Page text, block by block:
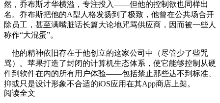
然，乔布斯才华横溢，专注投入——但他的控制欲也同样出
名。乔布斯把他的A型人格发扬到了极致，他曾在公共场合开
除员工，甚至满嘴脏话长篇大论地咒骂供应商，因而被一些人
称作“大混蛋”。
他的精神依旧存在于他创立的这家公司中（尽管少了些咒
骂）。苹果打造了封闭的计算机生态体系，使它能够控制从硬
件到软件在内的所有用户体验——包括禁止那些达不到标准、
抑或只是设计形象不合适的iOS应用在其App商店上架。
阅读全文